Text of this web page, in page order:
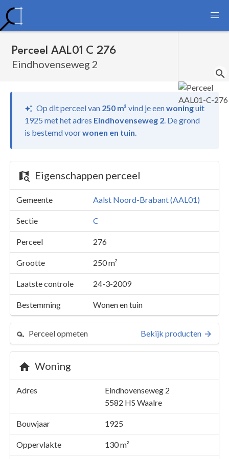
Perceel AAL01 C 276
Eindhovenseweg 2
Op dit perceel van 250 m² vind jeeenwoninguit
1925 met het adres Eindhovenseweg 2. De grond
is bestemd voorwonen en tuin.
Eigenschappen perceel
Gemeente Aalst Noord-Brabant (AAL01)
Sectie C
Perceel 276
Grootte 250 m²
Laatste controle 24-3-2009
Bestemming Wonen en tuin
Perceel opmeten Bekijk producten
Woning
Adres
Eindhovenseweg 2
5582 HS Waalre
Bouwjaar 1925
Oppervlakte 130 m²
Perceel 276
Kaarten en rapporten